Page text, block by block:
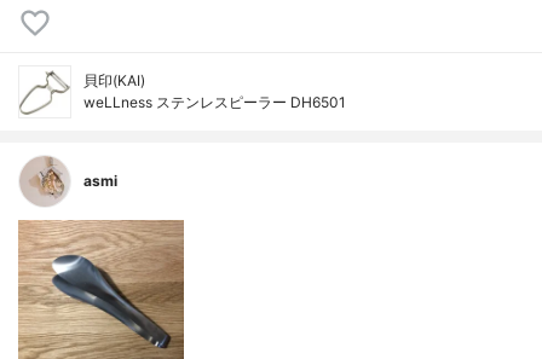
貝印(KAI)
weLLness ステンレスピーラー DH6501
asmi